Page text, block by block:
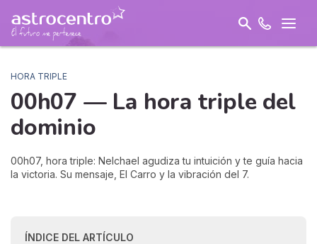
HORA TRIPLE
00h07 — La hora triple del
dominio
00h07, hora triple: Nelchael agudiza tu intuición y te guía hacia
la victoria. Su mensaje, El Carro y la vibración del 7.
ÍNDICE DEL ARTÍCULO